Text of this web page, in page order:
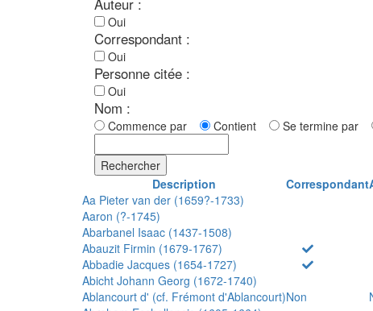
Oui
Correspondant :
Oui
Personne citée :
Oui
Nom :
Commence par Contient Se termine par
Rechercher
Description
Correspondant
Aa Pieter van der (1659?-1733)
Aaron (?-1745)
Abarbanel Isaac (1437-1508)
Abauzit Firmin (1679-1767)
Abbadie Jacques (1654-1727)
Abicht Johann Georg (1672-1740)
Ablancourt d' (cf. Frémont d'Ablancourt)Non